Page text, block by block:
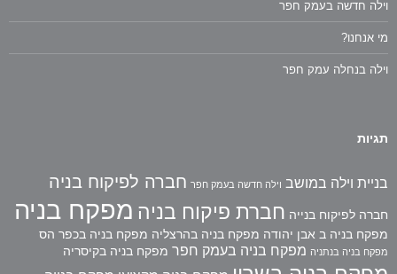
וילה חדשה בעמק חפר
מי אנחנו?
וילה בנחלה עמק חפר
תגיות
בניית וילה במושב וילה חדשה בעמק חפר חברה לפיקוח בניה
חברה לפיקוח בנייה חברת פיקוח בניה מפקח בניה
מפקח בניה ב אבן יהודה מפקח בניה בהרצליה מפקח בניה בכפר הס
מפקח בניה בנתניה מפקח בניה בעמק חפר מפקח בניה בקיסריה